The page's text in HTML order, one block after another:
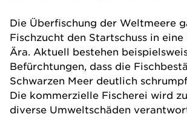
Die Überfischung der Weltmeere
Fischzucht den Startschuss in eine
Ära. Aktuell bestehen
Befürchtungen, dass die
Schwarzen Meer deutlich
Die kommerzielle Fischerei wird
diverse Umweltschäden